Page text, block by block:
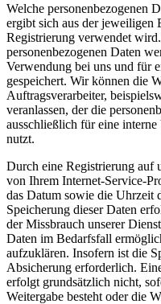
Welche personenbezogenen
ergibt sich aus der jeweiligen
Registrierung verwendet
personenbezogenen Daten
Verwendung bei uns und für
gespeichert. Wir können die
Auftragsverarbeiter,
veranlassen, der die
ausschließlich für eine
nutzt.
Durch eine Registrierung auf
von Ihrem Internet-Service-
das Datum sowie die Uhrzeit
Speicherung dieser Daten
der Missbrauch unserer
Daten im Bedarfsfall
aufzuklären. Insofern ist die
Absicherung erforderlich.
erfolgt grundsätzlich nicht,
Weitergabe besteht oder die